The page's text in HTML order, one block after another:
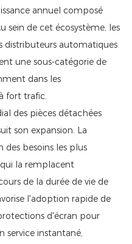
annuel composé
sein de cet écosystème, les
distributeurs automatiques
une sous-catégorie de
dans les
fort trafic.
des pièces détachées
son expansion. La
besoins les plus
la remplacent
de la durée de vie de
l'adoption rapide de
d'écran pour
service instantané,